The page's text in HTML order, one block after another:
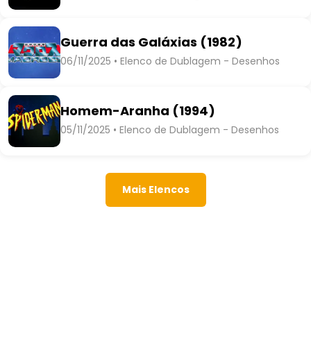
Guerra das Galáxias (1982)
06/11/2025 • Elenco de Dublagem - Desenhos
Homem-Aranha (1994)
05/11/2025 • Elenco de Dublagem - Desenhos
Mais Elencos